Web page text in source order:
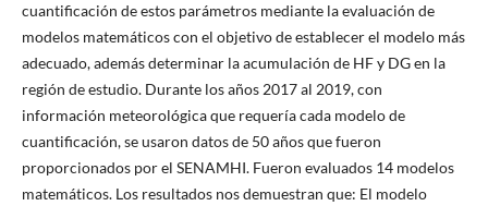
cuantificación de estos parámetros mediante la evaluación de
modelos matemáticos con el objetivo de establecer el modelo más
adecuado, además determinar la acumulación de HF y DG en la
región de estudio. Durante los años 2017 al 2019, con
información meteorológica que requería cada modelo de
cuantificación, se usaron datos de 50 años que fueron
proporcionados por el SENAMHI. Fueron evaluados 14 modelos
matemáticos. Los resultados nos demuestran que: El modelo